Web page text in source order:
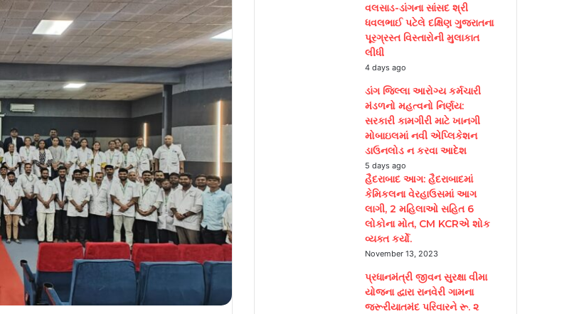
વલસાડ-ડાંગના સાંસદ શ્રી
ધવલભાઈ પટેલે દક્ષિણ ગુજરાતના
પૂરગ્રસ્ત વિસ્તારોની મુલાકાત
લીધી
4 days ago
ડાંગ જિલ્લા આરોગ્ય કર્મચારી
મંડળનો મહત્વનો નિર્ણય:
સરકારી કામગીરી માટે ખાનગી
મોબાઇલમાં નવી એપ્લિકેશન
ડાઉનલોડ ન કરવા આદેશ
5 days ago
હૈદરાબાદ આગ: હૈદરાબાદમાં
કેમિકલના વેરહાઉસમાં આગ
લાગી, 2 મહિલાઓ સહિત 6
લોકોના મોત, CM KCRએ શોક
વ્યક્ત કર્યો.
November 13, 2023
પ્રધાનમંત્રી જીવન સુરક્ષા વીમા
યોજના દ્વારા રાનવેરી ગામના
જરૂરીયાતમંદ પરિવારને રૂ. ૨